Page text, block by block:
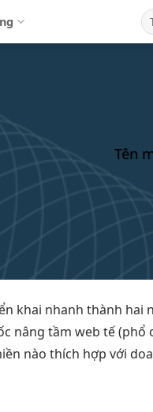
Tên
khai nhanh thành hai
nâng tầm web tế (phổ
nào thích hợp với